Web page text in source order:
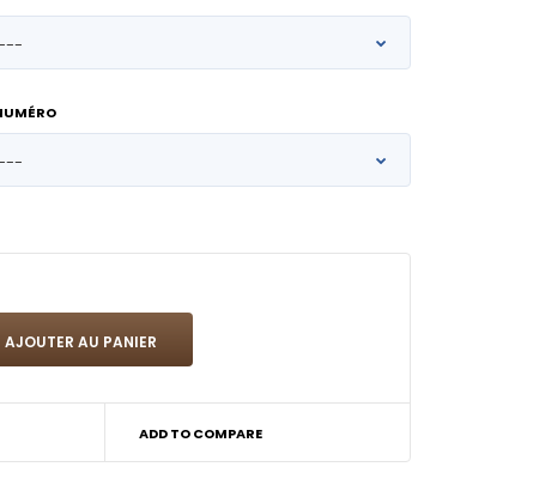
ADD TO COMPARE